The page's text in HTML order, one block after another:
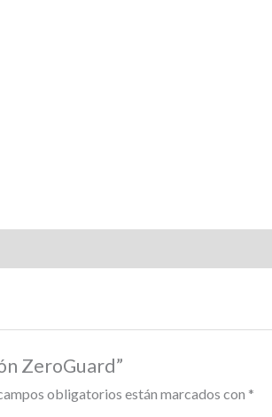
ZeroGuard”
obligatorios están marcados con *